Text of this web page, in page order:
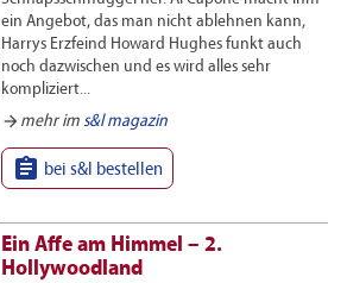
ein Angebot, das man nicht ablehnen kann,
Harrys Erzfeind Howard Hughes funkt auch
noch dazwischen und es wird alles sehr
kompliziert...
arrow_forward mehr im s&l magazin
 bei s&l bestellen
Ein Affe am Himmel – 2.
Hollywoodland